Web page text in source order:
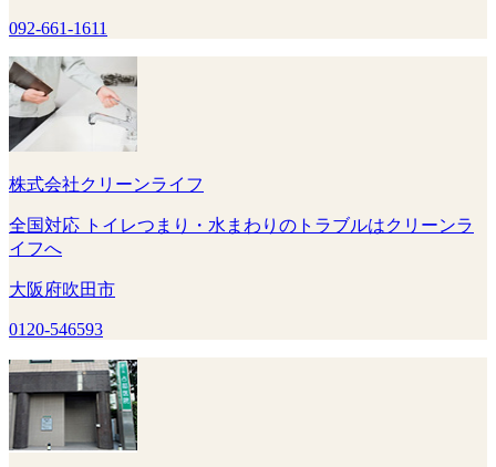
092-661-1611
株式会社クリーンライフ
全国対応 トイレつまり・水まわりのトラブルはクリーンラ
イフへ
大阪府吹田市
0120-546593